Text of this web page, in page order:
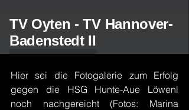
Hier sei die Fotogalerie zum Erfolg
gegen die HSG Hunte-Aue Löwenl
noch nachgereicht (Fotos: Marina